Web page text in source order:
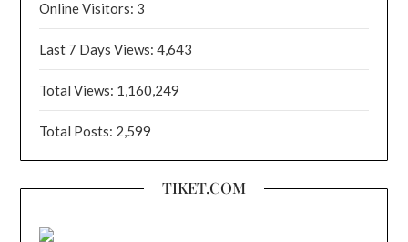
Online Visitors: 3
Last 7 Days Views:4,643
Total Views: 1,160,249
Total Posts: 2,599
TIKET.COM